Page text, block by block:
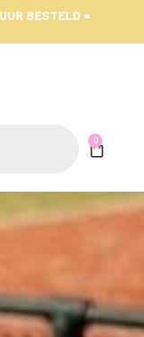
BESTELD =
0